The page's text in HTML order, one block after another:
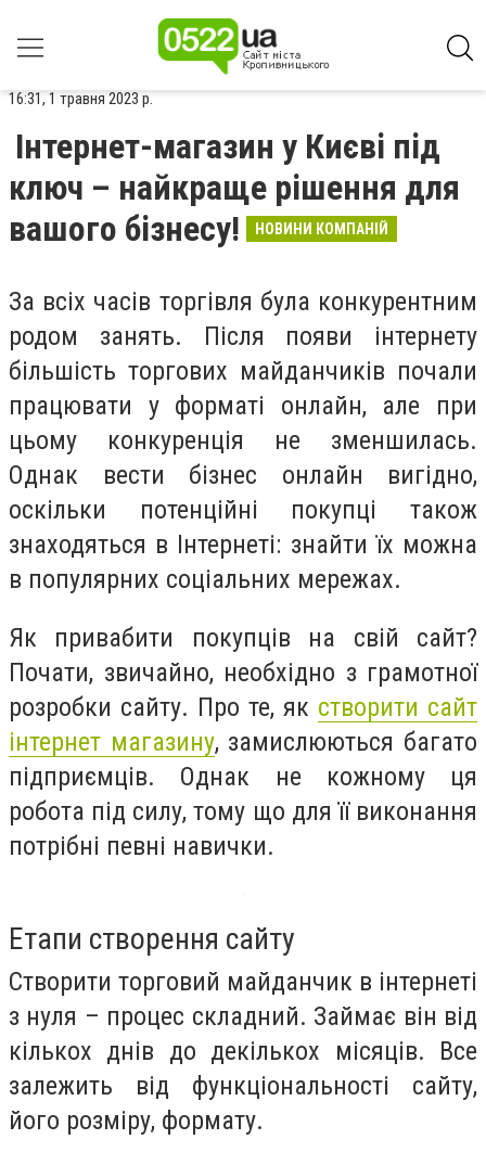
16:31, 1 травня 2023 р.
Інтернет-магазин у Києві під
ключ – найкраще рішення для
вашого бізнесу!
НОВИНИ КОМПАНІЙ
За всіх часів торгівля була конкурентним
родом занять. Після появи інтернету
більшість торгових майданчиків почали
працювати у форматі онлайн, але при
цьому конкуренція не зменшилась.
Однак вести бізнес онлайн вигідно,
оскільки потенційні покупці також
знаходяться в Інтернеті: знайти їх можна
в популярних соціальних мережах.
Як привабити покупців на свій сайт?
Почати, звичайно, необхідно з грамотної
розробки сайту. Про те, як створити сайт
інтернет магазину, замислюються багато
підприємців. Однак не кожному ця
робота під силу, тому що для її виконання
потрібні певні навички.
Етапи створення сайту
Створити торговий майданчик в інтернеті
з нуля – процес складний. Займає він від
кількох днів до декількох місяців. Все
залежить від функціональності сайту,
його розміру, формату.